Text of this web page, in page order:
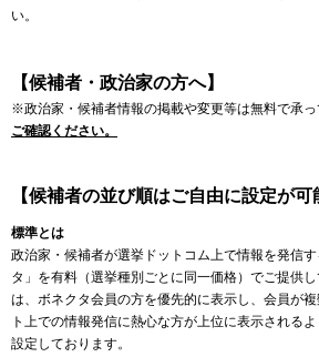
い。
【候補者・政治家の方へ】
※政治家・候補者情報の掲載や変更等は無料で承っ
ご確認ください。
【候補者の並び順はご自由に設定が可
標準とは
政治家・候補者が選挙ドットコム上で情報を発信
タ」を有料（選挙種別ごとに同一価格）でご提供
は、ボネクタ会員の方を優先的に表示し、会員が
ト上での情報発信に熱心な方が上位に表示される
設定しております。